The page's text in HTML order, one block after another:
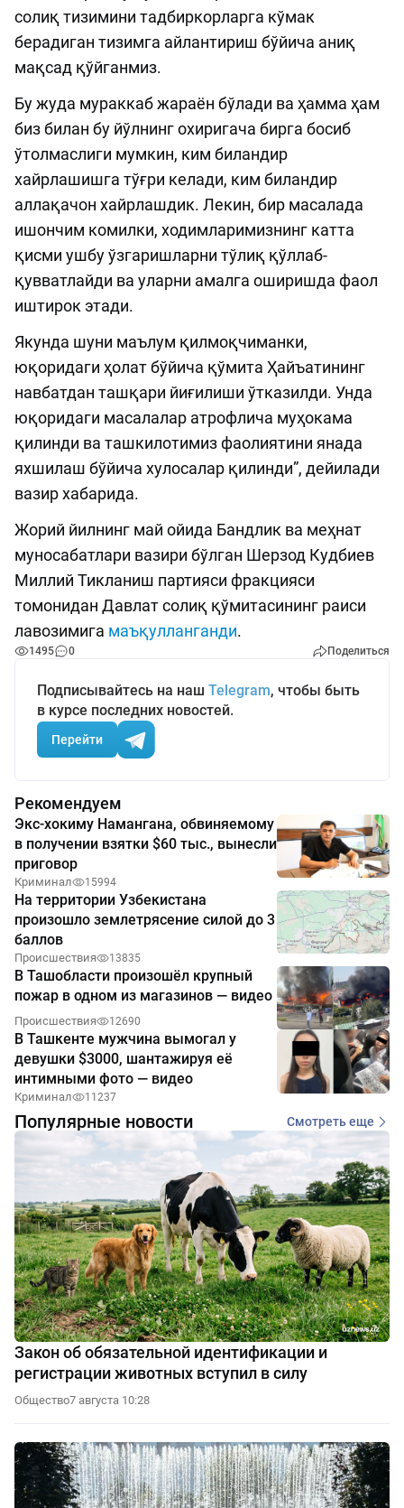
солиқ тизимини тадбиркорларга кўмак
берадиган тизимга айлантириш бўйича аниқ
мақсад қўйганмиз.
Бу жуда мураккаб жараён бўлади ва ҳамма ҳам
биз билан бу йўлнинг охиригача бирга босиб
ўтолмаслиги мумкин, ким биландир
хайрлашишга тўғри келади, ким биландир
аллақачон хайрлашдик. Лекин, бир масалада
ишончим комилки, ходимларимизнинг катта
қисми ушбу ўзгаришларни тўлиқ қўллаб-
қувватлайди ва уларни амалга оширишда фаол
иштирок этади.
Якунда шуни маълум қилмоқчиманки,
юқоридаги ҳолат бўйича қўмита Ҳайъатининг
навбатдан ташқари йиғилиши ўтказилди. Унда
юқоридаги масалалар атрофлича муҳокама
қилинди ва ташкилотимиз фаолиятини янада
яхшилаш бўйича хулосалар қилинди”, дейилади
вазир хабарида.
Жорий йилнинг май ойида Бандлик ва меҳнат
муносабатлари вазири бўлган Шерзод Кудбиев
Миллий Тикланиш партияси фракцияси
томонидан Давлат солиқ қўмитасининг раиси
лавозимига маъқулланганди.
1495 0 Поделиться
Подписывайтесь на наш Telegram, чтобы быть
в курсе последних новостей.
Перейти
Рекомендуем
Экс-хокиму Намангана, обвиняемому
в получении взятки $60 тыс., вынесли
приговор
Криминал 15994
На территории Узбекистана
произошло землетрясение силой до 3
баллов
Происшествия 13835
В Ташобласти произошёл крупный
пожар в одном из магазинов — видео
Происшествия 12690
В Ташкенте мужчина вымогал у
девушки $3000, шантажируя её
интимными фото — видео
Криминал 11237
Популярные новости Смотреть еще
Закон об обязательной идентификации и
регистрации животных вступил в силу
Общество7 августа 10:28